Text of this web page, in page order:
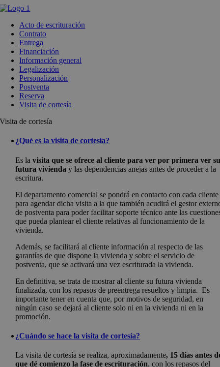
Saltar
contenido
Acto de escrituración
Contrato
Entrega
Financiación
Información general
Legalización
Personalización
Postventa
Reserva
Visita de cortesía
Visita de cortesía
¿Qué es la visita de cortesía?
Es lavisita que se ofrece al cliente para ver por primera ver
futura vivienda y las dependencias anejas antes de proceder a la
escritura.
El departamento comercial se pondrá en contacto con cada cliente
para agendar dicha visita a la que también acudirá el gestor
de postventa para poder facilitar soporte técnico ante las
que pueda plantear el cliente relativas al funcionamiento de la
vivienda.
Además, se facilitará al cliente información al respecto de las
garantías de que dispone la vivienda y sobre el servicio de
postventa, que se activará una vez escriturada la vivienda.
En definitiva, se trata de mostrar al cliente su futura vivienda
finalizada, con los repasos de preentrega resueltos y limpia. Es
importante tener en cuenta que, por motivos de seguridad, en
ningún caso se dejará al cliente solo ni en la vivienda ni en la
promoción.
¿Cuándo se hace la visita de cortesía?
La visita de cortesía se realiza, aproximadamente, 15 días antes
que dé comienzo la fase de escrituración, con los repasos del